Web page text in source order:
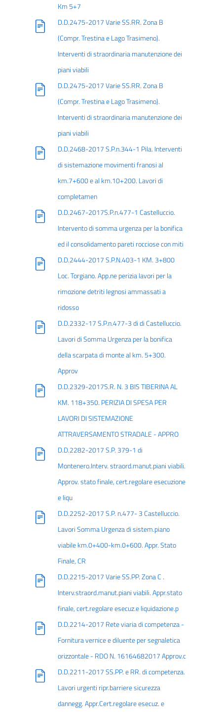
Km 5+7
D.D.2475-2017 Varie SS.RR. Zona B
(Compr. Trestina e Lago Trasimeno).
Interventi di straordinaria manutenzione dei
piani viabili
D.D.2475-2017 Varie SS.RR. Zona B
(Compr. Trestina e Lago Trasimeno).
Interventi di straordinaria manutenzione dei
piani viabili
D.D.2468-2017 S.P.n.344-1 Pila. Interventi
di sistemazione movimenti franosi al
km.7+600 e al km.10+200. Lavori di
completamen
D.D.2467-2017S.P.n.477-1 Castelluccio.
Intervento di somma urgenza per la bonifica
ed il consolidamento pareti rocciose con miti
D.D.2444-2017 S.P.N.403-1 KM. 3+800
Loc. Torgiano. App.ne perizia lavori per la
rimozione detriti legnosi ammassati a
ridosso
D.D.2332-17 S.P.n.477-3 di di Castelluccio.
Lavori di Somma Urgenza per la bonifica
della scarpata di monte al km. 5+300.
Approv
D.D.2329-2017S.R. N. 3 BIS TIBERINA AL
KM. 118+350. PERIZIA DI SPESA PER
LAVORI DI SISTEMAZIONE
ATTRAVERSAMENTO STRADALE - APPRO
D.D.2282-2017 S.P. 379-1 di
Montenero.Interv. straord.manut.piani viabili.
Approv. stato finale, cert.regolare esecuzione
e liqu
D.D.2252-2017 S.P. n.477- 3 Castelluccio.
Lavori Somma Urgenza di sistem.piano
viabile km.0+400-km.0+600. Appr. Stato
Finale, CR
D.D.2215-2017 Varie SS.PP. Zona C .
Interv.straord.manut.piani viabili. Appr.stato
finale, cert.regolare esecuz.e liquidazione.p
D.D.2214-2017 Rete viaria di competenza -
Fornitura vernice e diluente per segnaletica
orizzontale - RDO N. 16164682017 Approv.c
D.D.2211-2017 SS.PP. e RR. di competenza.
Lavori urgenti ripr.barriere sicurezza
dannegg. Appr.Cert.regolare esecuz. e